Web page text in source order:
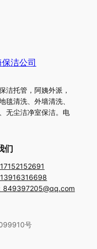
洁公司
洁托管，阿姨外派，
毯清洗、外墙清洗、
无尘洁净室保洁。电
们
849397205@qq.com
号